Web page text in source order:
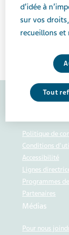
FÉVRIER 12, 2026
NOUVELLES
Cliquez ici
Politique de
Conditions
Accessibilité
Lignes
Programmes
Partenaires
Médias
Pour nous
d’idée à
sur vos
recueillons et
Tout